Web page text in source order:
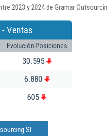
2023 y 2024 de Gramar
Ventas
Evolución Posiciones
30.595
6.880
605
Sl